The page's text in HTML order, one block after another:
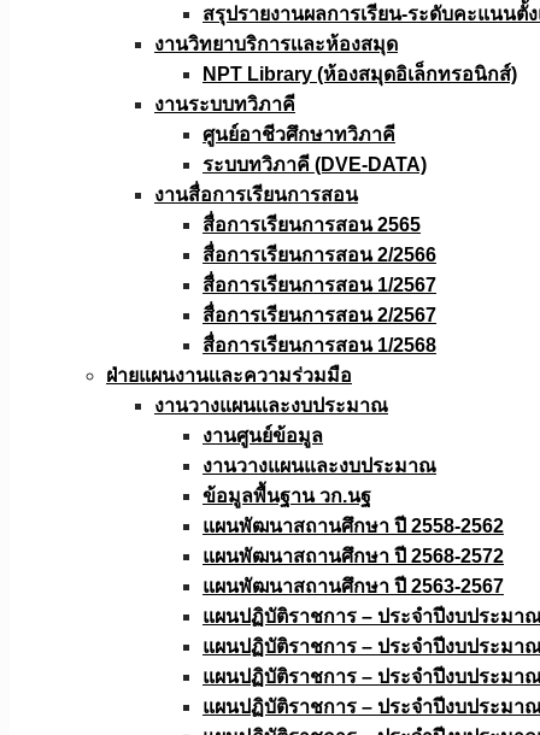
สรุปรายงานผลการเรียน-ระดับคะแนนตั้
งานวิทยาบริการเเละห้องสมุด
NPT Library (ห้องสมุดอิเล็กทรอนิกส์)
งานระบบทวิภาคี
ศูนย์อาชีวศึกษาทวิภาคี
ระบบทวิภาคี (DVE-DATA)
งานสื่อการเรียนการสอน
สื่อการเรียนการสอน 2565
สื่อการเรียนการสอน 2/2566
สื่อการเรียนการสอน 1/2567
สื่อการเรียนการสอน 2/2567
สื่อการเรียนการสอน 1/2568
ฝ่ายแผนงานเเละความร่วมมือ
งานวางแผนเเละงบประมาณ
งานศูนย์ข้อมูล
งานวางแผนและงบประมาณ
ข้อมูลพื้นฐาน วก.นฐ
แผนพัฒนาสถานศึกษา ปี 2558-2562
แผนพัฒนาสถานศึกษา ปี 2568-2572
แผนพัฒนาสถานศึกษา ปี 2563-2567
แผนปฏิบัติราชการ – ประจำปีงบประมา
แผนปฏิบัติราชการ – ประจำปีงบประมา
แผนปฏิบัติราชการ – ประจำปีงบประมา
แผนปฏิบัติราชการ – ประจำปีงบประมา